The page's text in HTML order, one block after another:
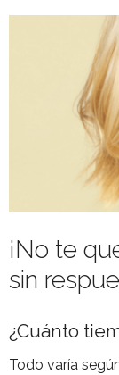
¡No te
sin
¿Cuánto
Todo varía